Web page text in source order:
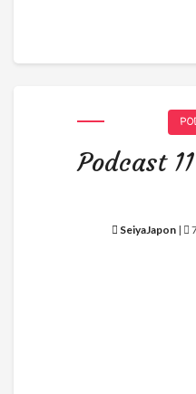
Podcast
SeiyaJapon |